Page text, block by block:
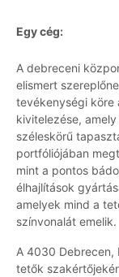
Egy cég:
A debreceni
elismert
tevékenységi köre
kivitelezése,
széleskörű
portfóliójában
mint a pontos
élhajlítások
amelyek mind a
színvonalát emelik.
A 4030 Debrecen,
tetők